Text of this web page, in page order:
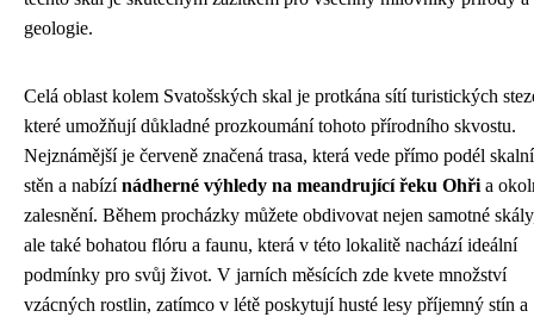
geologie.
Celá oblast kolem Svatošských skal je protkána sítí turistických
které umožňují důkladné prozkoumání tohoto přírodního skvostu.
Nejznámější je červeně značená trasa, která vede přímo podél
stěn a nabízínádherné výhledy na meandrující řeku Ohři a
zalesnění. Během procházky můžete obdivovat nejen samotné
ale také bohatou flóru a faunu, která v této lokalitě nachází ideální
podmínky pro svůj život. V jarních měsících zde kvete množství
vzácných rostlin, zatímco v létě poskytují husté lesy příjemný stín a